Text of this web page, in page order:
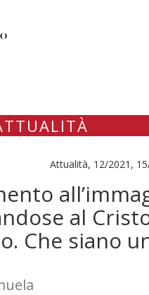
Attualità, 12/2021,
al
Che siano